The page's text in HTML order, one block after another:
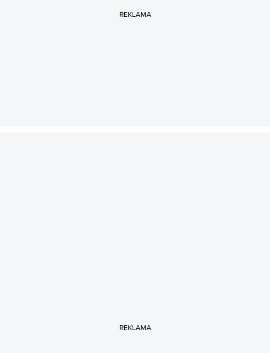
REKLAMA
REKLAMA